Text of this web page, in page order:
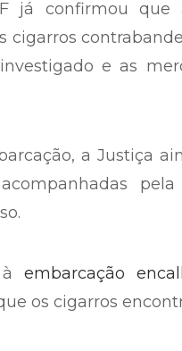
já confirmou que
cigarros
e as
a Justiça
àembarcação
os cigarros